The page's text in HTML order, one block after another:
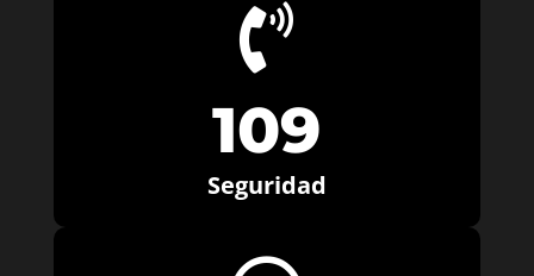

109
Seguridad